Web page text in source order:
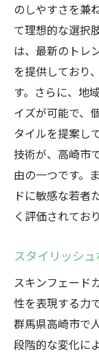
スキン
最新ト
ードを
高崎市
スキ
高崎市
高崎市の
る方法を
スキン
ク
スキン
高崎市
提案
自分の
スキン
のしやすさを兼
て理想的な選択
は、最新のトレ
を提供しており
す。さらに、地
イズが可能で、
タイルを提案し
技術が、高崎市
由の一つです。
ドに敏感な若者
く評価されてお
スタイリッシ
スキンフェード
性を表現する力
群馬県高崎市で
段階的な変化に